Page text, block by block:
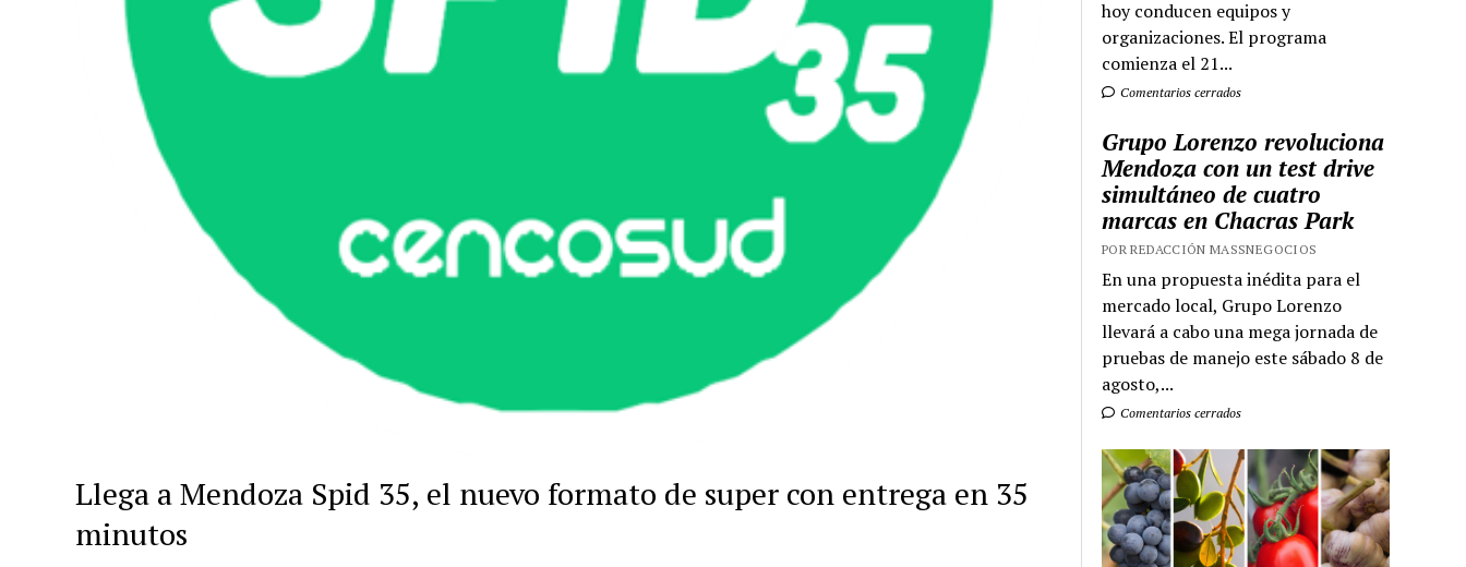
Llega a Mendoza Spid 35, el nuevo formato de super con entrega en 35
minutos
hoy conducen equipos y
organizaciones. El programa
comienza el 21...
Comentarios cerrados
Grupo Lorenzo revoluciona
Mendoza con un test drive
simultáneo de cuatro
marcas en Chacras Park
POR REDACCIÓN MASSNEGOCIOS
En una propuesta inédita para el
mercado local, Grupo Lorenzo
llevará a cabo una mega jornada de
pruebas de manejo este sábado 8 de
agosto,...
Comentarios cerrados